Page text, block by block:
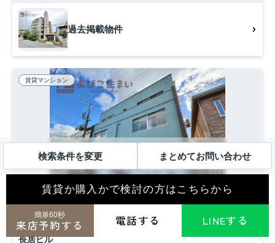
過去掲載物件
賃貸マンション
大阪市住吉区長居東
長居ビル
検索条件を変更 まとめてお問い合わせ
賃貸か購入かで検討の方はこちらから
簡単60秒
来店予約する 電話する LINEする